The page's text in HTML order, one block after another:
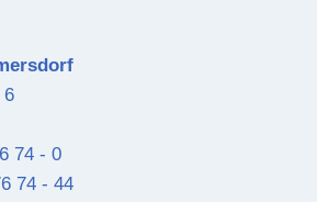
6
74 - 0
74 - 44